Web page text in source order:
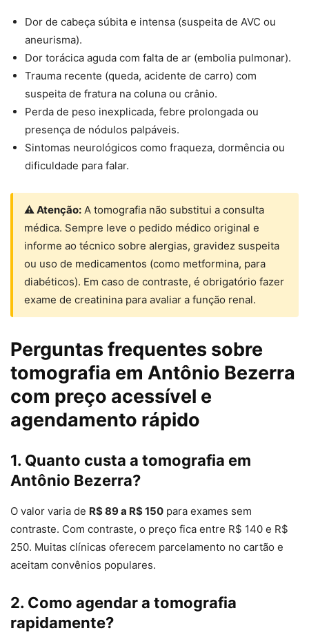
Dor de cabeça súbita e intensa (suspeita de AVC ou
aneurisma).
Dor torácica aguda com falta de ar (embolia pulmonar).
Trauma recente (queda, acidente de carro) com
suspeita de fratura na coluna ou crânio.
Perda de peso inexplicada, febre prolongada ou
presença de nódulos palpáveis.
Sintomas neurológicos como fraqueza, dormência ou
dificuldade para falar.
⚠ Atenção: A tomografia não substitui a consulta
médica. Sempre leve o pedido médico original e
informe ao técnico sobre alergias, gravidez suspeita
ou uso de medicamentos (como metformina, para
diabéticos). Em caso de contraste, é obrigatório fazer
exame de creatinina para avaliar a função renal.
Perguntas frequentes sobre
tomografia em Antônio Bezerra
com preço acessível e
agendamento rápido
1. Quanto custa a tomografia em
Antônio Bezerra?
O valor varia de R$ 89 a R$ 150 para exames sem
contraste. Com contraste, o preço fica entre R$ 140 e R$
250. Muitas clínicas oferecem parcelamento no cartão e
aceitam convênios populares.
2. Como agendar a tomografia
rapidamente?